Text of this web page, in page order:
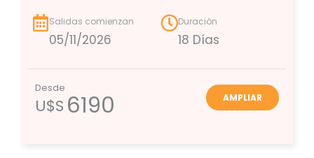
Salidas comienzan
05/11/2026
Duración
18 Días
Desde
U$S 6190 AMPLIAR